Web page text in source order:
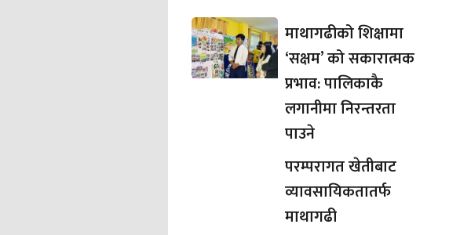
माथागढीको शिक्षामा
‘सक्षम’ को सकारात्मक
प्रभाव: पालिकाकै
लगानीमा निरन्तरता
पाउने
परम्परागत खेतीबाट
व्यावसायिकतातर्फ
माथागढी